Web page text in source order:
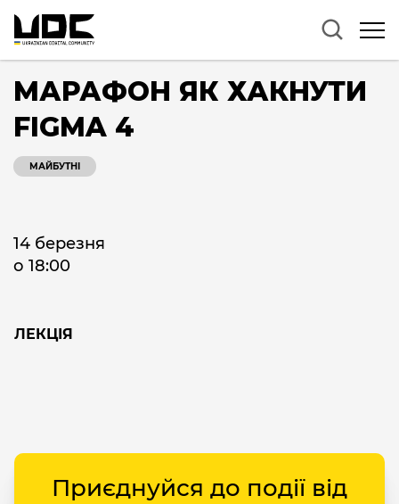
МАРАФОН ЯК ХАКНУТИ
FIGMA 4
МАЙБУТНІ
14 березня
о 18:00
ЛЕКЦІЯ
Приєднуйся до події від